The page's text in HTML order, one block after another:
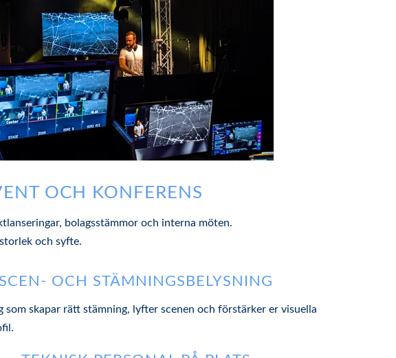
OCH KONFERENS
bolagsstämmor och interna möten.
och syfte.
SCEN- OCH STÄMNINGSBELYSNING
som skapar rätt stämning, lyfter scenen och förstärker er visuella